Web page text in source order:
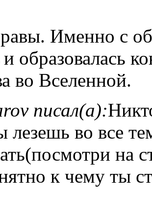
Именно с
и образовалась
во Вселенной.
писал(а):
лезешь во все
на
к чему ты